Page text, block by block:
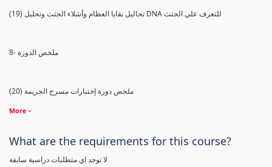
(19) تحاليل بقايا العظام وأشلاء الجثث وتحليل DNA للتعرف علي الجثث
8- ملخص الدورة
(20) ملخص دورة إختبارات مسرح الجريمة
More
What are the requirements for this course?
لا توجد اي متطلبات دراسية سابقة